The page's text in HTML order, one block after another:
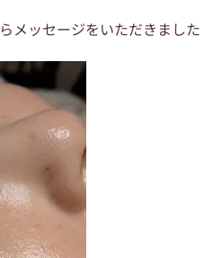
メッセージをいただきました